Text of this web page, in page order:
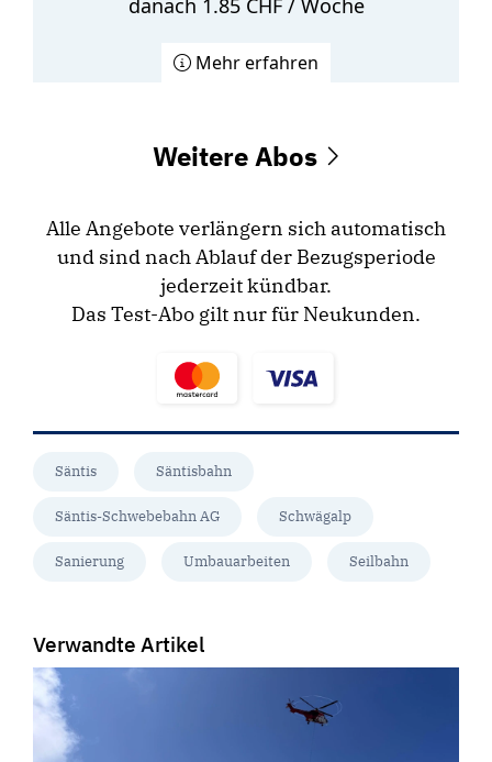
danach 1.85 CHF / Woche
Mehr erfahren
Weitere Abos
Alle Angebote verlängern sich automatisch
und sind nach Ablauf der Bezugsperiode
jederzeit kündbar.
Das Test-Abo gilt nur für Neukunden.
Säntis Säntisbahn
Säntis-Schwebebahn AG Schwägalp
Sanierung Umbauarbeiten Seilbahn
Verwandte Artikel